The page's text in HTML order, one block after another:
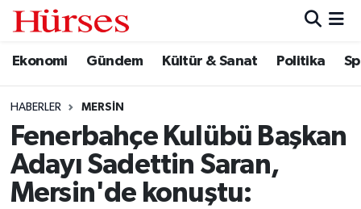
Ekonomi Gündem Kültür & Sanat Politika
HABERLER MERSIN
Fenerbahçe Kulübü Başkan
Adayı Sadettin Saran,
Mersin'de konuştu:
Ekonomi
Gündem
Kültür & Sanat
Politika
Hava Durumu
Trafik Durumu
Süper Lig Puan Durumu ve Fikstür
Tüm Manşetler